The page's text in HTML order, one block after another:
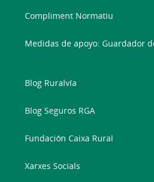
Compliment Normatiu
Medidas de apoyo: Guardador
Blog Ruralvía
Blog Seguros RGA
Fundación Caixa Rural
Xarxes Socials